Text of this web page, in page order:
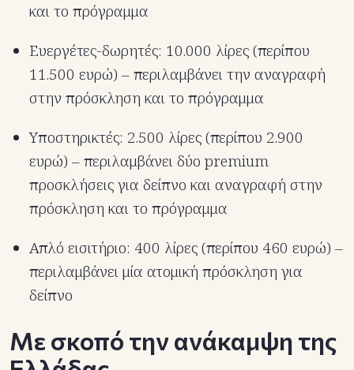
και το πρόγραμμα
Ευεργέτες-δωρητές: 10.000 λίρες (περίπου
11.500 ευρώ) – περιλαμβάνει την αναγραφή
στην πρόσκληση και το πρόγραμμα
Υποστηρικτές: 2.500 λίρες (περίπου 2.900
ευρώ) – περιλαμβάνει δύο premium
προσκλήσεις για δείπνο και αναγραφή στην
πρόσκληση και το πρόγραμμα
Απλό εισιτήριο: 400 λίρες (περίπου 460 ευρώ) –
περιλαμβάνει μία ατομική πρόσκληση για
δείπνο
Με σκοπό την ανάκαμψη της